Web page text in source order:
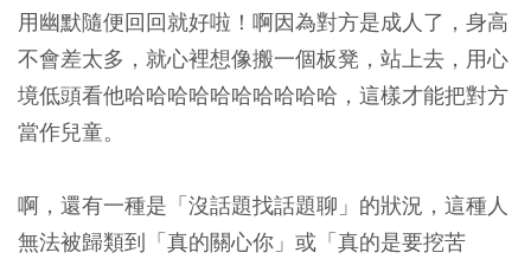
用幽默隨便回回就好啦 ！啊因為對方是成人了，身高
不會差太多，就心裡想像搬一個板凳，站上去，用心
境低頭看他哈哈哈哈哈哈哈哈哈哈，這樣才能把對方
當作兒童。
啊，還有一種是「沒話題找話題聊」的狀況，這種人
無法被歸類到「真的關心你」或「真的是要挖苦